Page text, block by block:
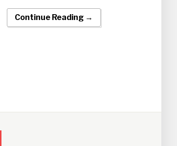
Continue Reading →